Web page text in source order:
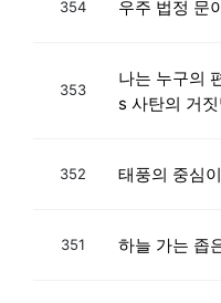
354 우주 법정 문
353
나는 누구의
s 사탄의 거
352 태풍의 중심
351 하늘 가는 좁